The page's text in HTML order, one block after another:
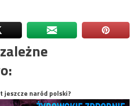
jeszcze naród polski?